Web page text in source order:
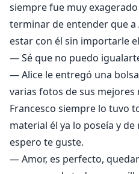
siempre fue muy
terminar de entender que
estar con él sin importarle
— Sé que no puedo
— Alice le entregó una
varias fotos de sus
Francesco siempre lo tuvo
material él ya lo poseía y
espero te guste.
— Amor, es perfecto,